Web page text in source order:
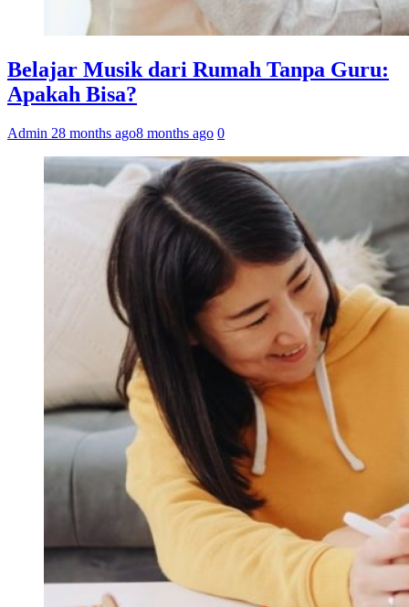
Belajar Musik dari Rumah Tanpa Guru:
Apakah Bisa?
Admin 28 months ago8 months ago 0